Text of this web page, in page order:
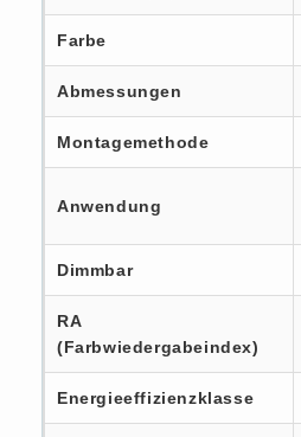
Farbe
Abmessungen
Montagemethode
Anwendung
Dimmbar
RA
(Farbwiedergabeindex)
Energieeffizienzklasse